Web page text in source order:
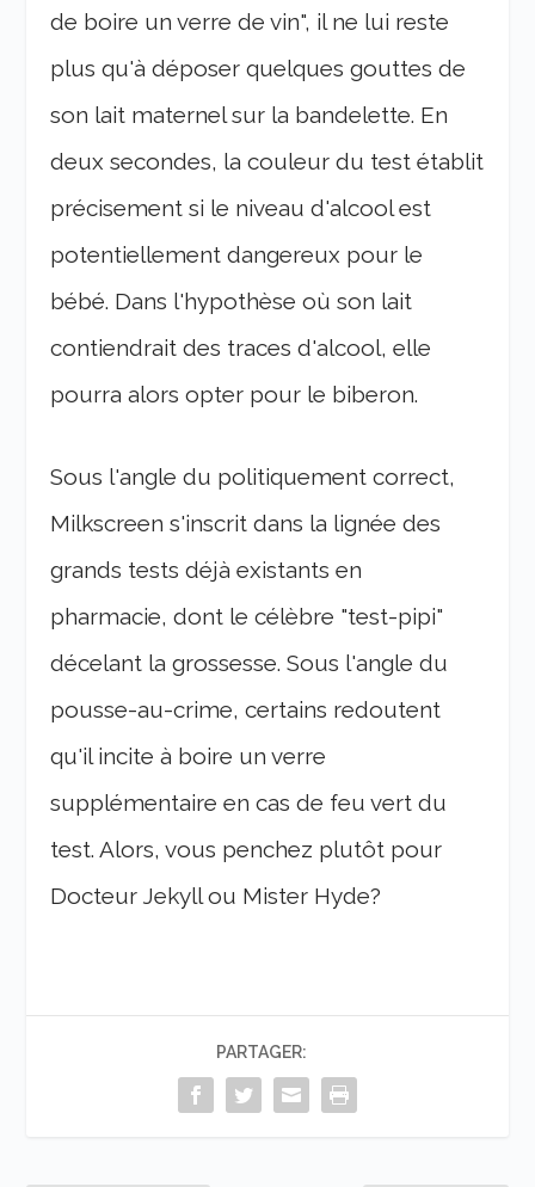
de boire un verre de vin", il ne lui reste
plus qu'à déposer quelques gouttes de
son lait maternel sur la bandelette. En
deux secondes, la couleur du test établit
précisement si le niveau d'alcool est
potentiellement dangereux pour le
bébé. Dans l'hypothèse où son lait
contiendrait des traces d'alcool, elle
pourra alors opter pour le biberon.
Sous l'angle du politiquement correct,
Milkscreen s'inscrit dans la lignée des
grands tests déjà existants en
pharmacie, dont le célèbre "test-pipi"
décelant la grossesse. Sous l'angle du
pousse-au-crime, certains redoutent
qu'il incite à boire un verre
supplémentaire en cas de feu vert du
test. Alors, vous penchez plutôt pour
Docteur Jekyll ou Mister Hyde?
PARTAGER: